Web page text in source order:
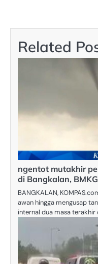
Related
ngentot mutakhir
di Bangkalan,
BANGKALAN,
awan hingga mengusap
internal dua masa terakhir